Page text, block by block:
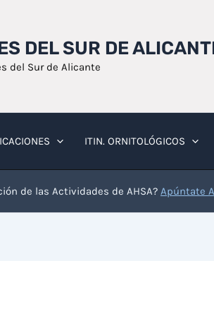
DEL SUR DE
del Sur de Alicante
ITIN. ORNITOLÓGICOS
de las Actividades de AHSA? Apúntate